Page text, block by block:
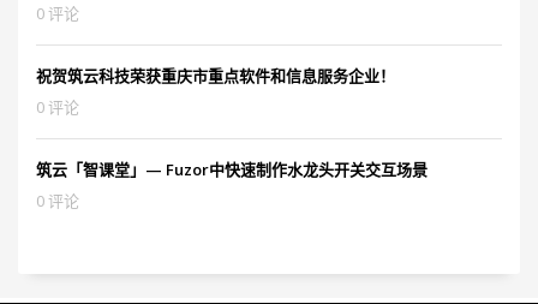
0 评论
祝贺筑云科技荣获重庆市重点软件和信息服务企业！
0 评论
筑云「智课堂」— Fuzor中快速制作水龙头开关交互场景
0 评论